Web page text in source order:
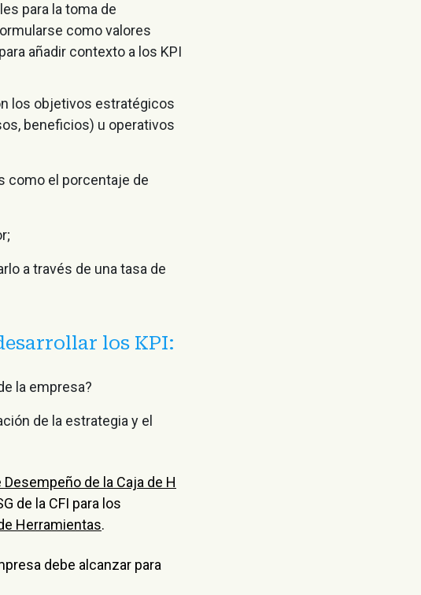
para la toma de
como valores
añadir contexto a los KPI
los objetivos estratégicos
beneficios) u operativos
como el porcentaje de
a través de una tasa de
los KPI:
la empresa?
de la estrategia y el
de la Caja de H
de la CFI para los
Herramientas.
debe alcanzar para